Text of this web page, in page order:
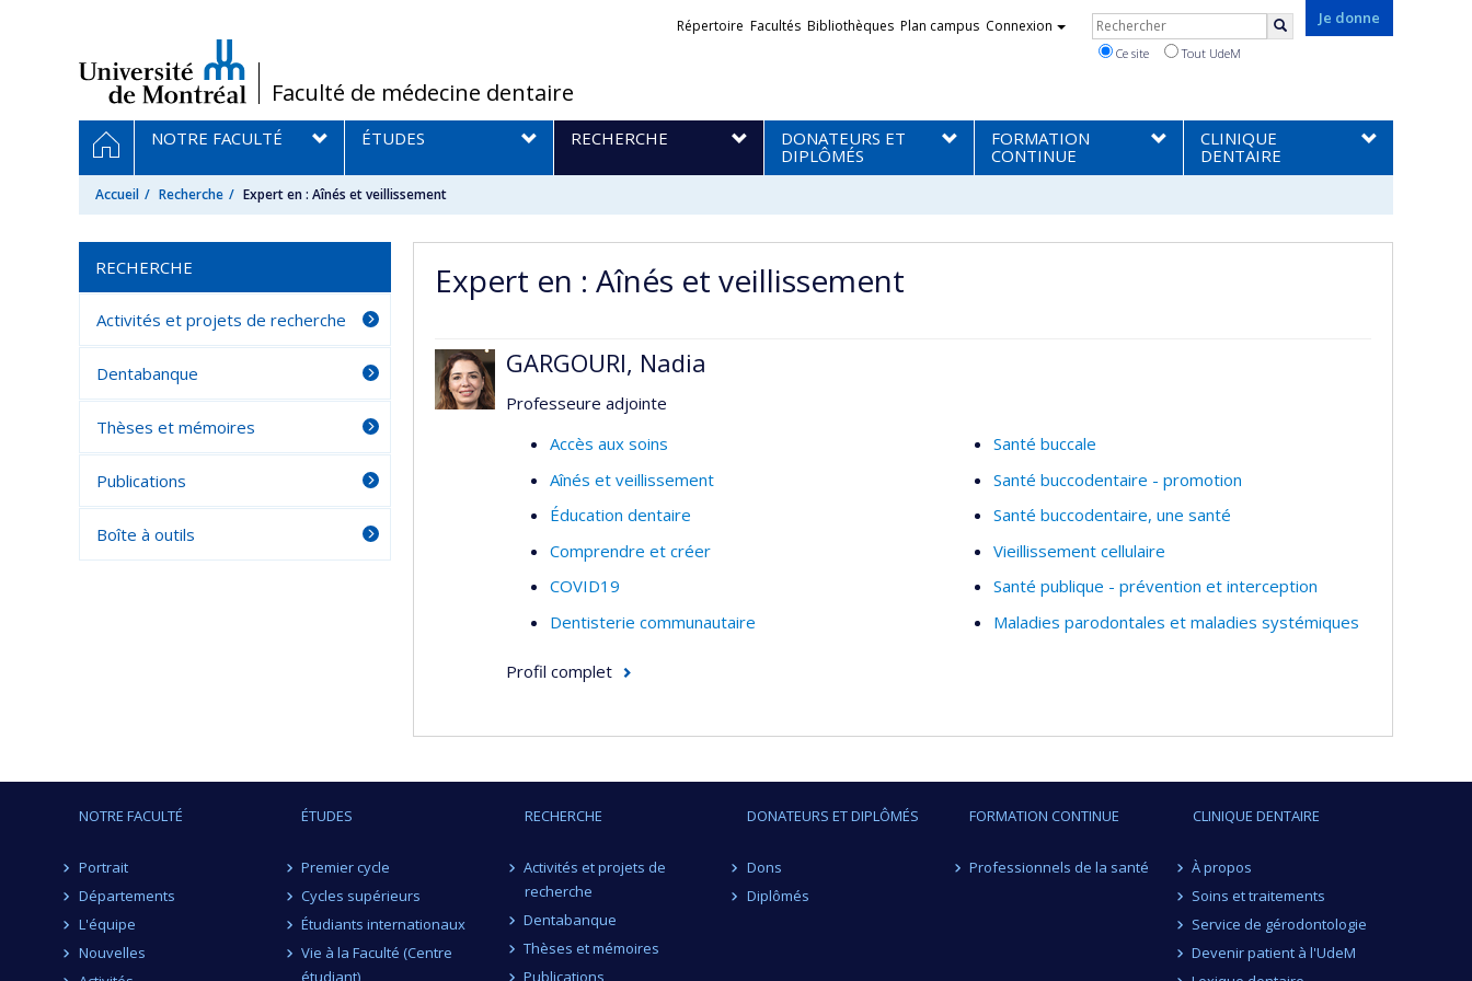
/Faculté de médecine dentaire
Je donne
Liens
Répertoire Facultés Bibliothèques Plan campus Connexion Rechercher
Ce site Tout UdeM
Navigation
principale
ACCUEIL
NOTRE FACULTÉ ÉTUDES RECHERCHE
DONATEURS ET
DIPLÔMÉS
FORMATION
CONTINUE
CLINIQUE
DENTAIRE
Accueil Recherche Expert en : Aînés et veillissement
Expert en : Aînés et veillissement
GARGOURI, Nadia
Professeure adjointe
Accès aux soins
Aînés et veillissement
Éducation dentaire
Comprendre et créer
COVID19
Dentisterie communautaire
Santé buccale
Santé buccodentaire - promotion
Santé buccodentaire, une santé
Vieillissement cellulaire
Santé publique - prévention et interception
Maladies parodontales et maladies systémiques
Profil complet
RECHERCHE
Activités et projets de recherche
Dentabanque
Thèses et mémoires
Publications
Boîte à outils
NOTRE FACULTÉ
Portrait
Départements
L'équipe
Nouvelles
ÉTUDES
Premier cycle
Cycles supérieurs
Étudiants internationaux
Vie à la Faculté (Centre
étudiant)
RECHERCHE
Activités et projets de
recherche
Dentabanque
Thèses et mémoires
Publications
DONATEURS ET DIPLÔMÉS
Dons
Diplômés
FORMATION CONTINUE
Professionnels de la santé
CLINIQUE DENTAIRE
À propos
Soins et traitements
Service de gérodontologie
Devenir patient à l'UdeM